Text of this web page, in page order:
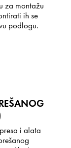
za montažu
ih se
podlogu.
i alata